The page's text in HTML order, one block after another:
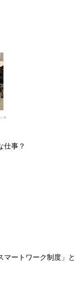
仕事？
マートワーク制度」と